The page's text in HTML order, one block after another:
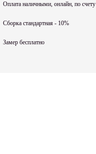
Оплата наличными, онлайн, по счету
Сборка стандартная - 10%
Замер бесплатно